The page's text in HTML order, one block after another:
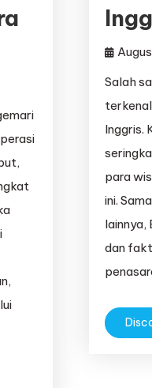
Salah
Inggris.
para
ini.
lainnya,
dan